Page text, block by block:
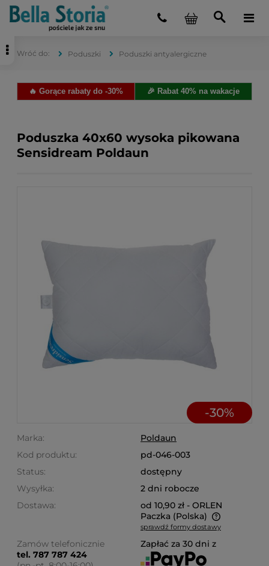
Poduszki Poduszki antyalergiczne
🔥 Gorące rabaty do -30% 🎉 Rabat 40% na wakacje
Poduszka 40x60 wysoka pikowana
Sensidream Poldaun
-30%
Marka:
Poldaun
Kod produktu:
pd-046-003
Status:
dostępny
Wysyłka:
2 dni robocze
Dostawa:
od 10,90 zł - ORLEN
Paczka (Polska)
Cena nie zawiera ewentualnych kosztów płatności
sprawdź formy dostawy
Zamów telefonicznie
tel. 787 787 424
Zapłać za 30 dni z